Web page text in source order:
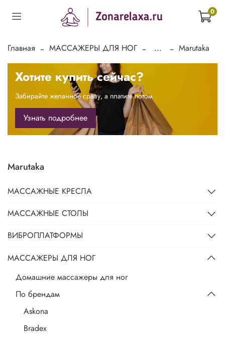
0
Главная МАССАЖЕРЫ ДЛЯ НОГ ... Marutaka
Хотите купить сейчас?
Забирайте желанное сразу, а платите потом
Узнать подробнее
Marutaka
МАССАЖНЫЕ КРЕСЛА
МАССАЖНЫЕ СТОЛЫ
ВИБРОПЛАТФОРМЫ
МАССАЖЕРЫ ДЛЯ НОГ
Домашние массажеры для ног
По брендам
Askona
Bradex